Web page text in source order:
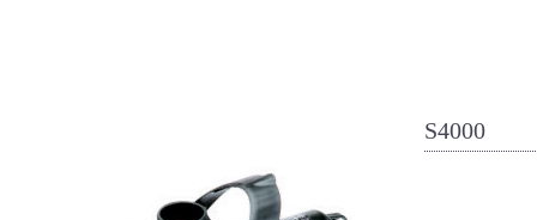
S4000